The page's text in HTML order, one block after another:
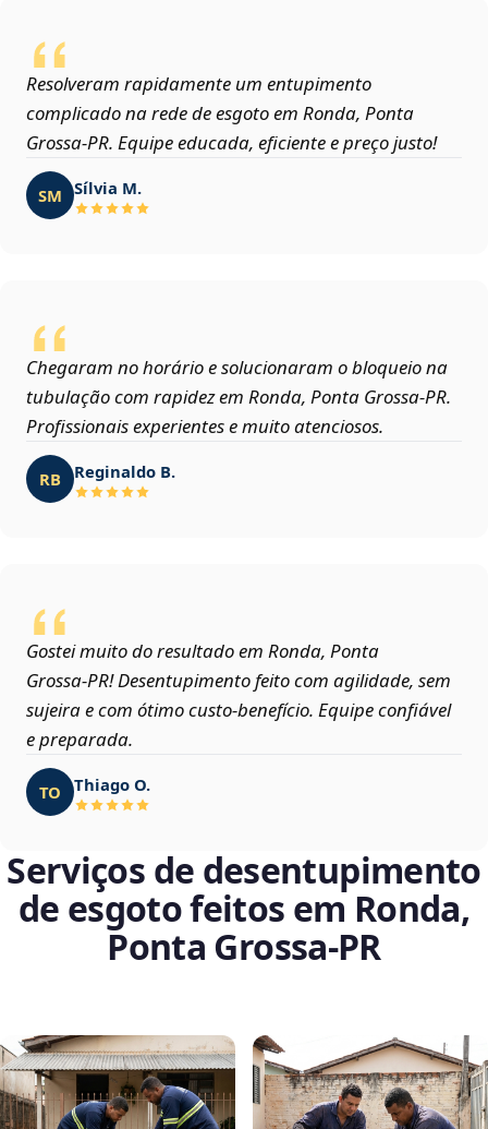
Resolveram rapidamente um entupimento
complicado na rede de esgoto em Ronda, Ponta
Grossa‑PR. Equipe educada, eficiente e preço justo!
SM Sílvia M.
Chegaram no horário e solucionaram o bloqueio na
tubulação com rapidez em Ronda, Ponta Grossa‑PR.
Profissionais experientes e muito atenciosos.
RB Reginaldo B.
Gostei muito do resultado em Ronda, Ponta
Grossa‑PR! Desentupimento feito com agilidade, sem
sujeira e com ótimo custo-benefício. Equipe confiável
e preparada.
TO Thiago O.
Serviços de desentupimento
de esgoto feitos em Ronda,
Ponta Grossa‑PR